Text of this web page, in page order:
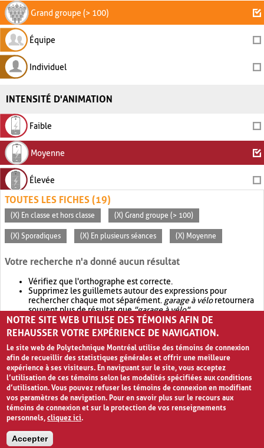
Grand groupe (> 100)
Équipe
Individuel
INTENSITÉ D'ANIMATION
Faible
Moyenne
Élevée
TOUTES LES FICHES (19)
(X) En classe et hors classe (X) Grand groupe (> 100)
(X) Sporadiques (X) En plusieurs séances (X) Moyenne
Votre recherche n'a donné aucun résultat
Vérifiez que l'orthographe est correcte.
Supprimez les guillemets autour des expressions pour
rechercher chaque mot séparément. garage à véloretournera
souvent plus de résultat que"garage à vélo".
Envisagez d'élargir votre recherche avec OR.garage OR vélo
retournera souvent plus de résultat quegarage à vélo
NOTRE SITE WEB UTILISE DES TÉMOINS AFIN DE
REHAUSSER VOTRE EXPÉRIENCE DE NAVIGATION.
Le site web de Polytechnique Montréal utilise des témoins de connexion
afin de recueillir des statistiques générales et offrir une meilleure
expérience à ses visiteurs. En naviguant sur le site, vous acceptez
l’utilisation de ces témoins selon les modalités spécifiées aux conditions
d’utilisation. Vous pouvez refuser les témoins de connexion en modifiant
vos paramètres de navigation. Pour en savoir plus sur le recours aux
témoins de connexion et sur la protection de vos renseignements
personnels,cliquez ici.
Accepter